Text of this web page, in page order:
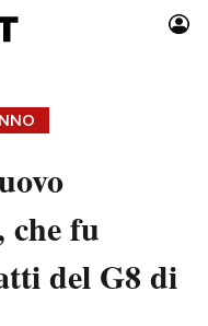
Idee
che fu
del G8 di